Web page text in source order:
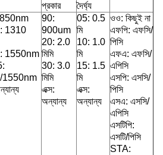
প্রকার
দৈর্ঘ্য
1310
1550nm
1550nm
90:
900um
20: 2.0
মিমি
30: 3.0
মিমি
এক্স:
অন্যান্য
05: 0.5
মি
10: 1.0
মি
15: 1.5
মি
এক্স:
অন্যান্য
ওও: কিছুই না
এফপি: এফসি/
পিসি
এফএ: এফসি/
এপিসি
এসপি: এসসি/
পিসি
এসএ: এসসি/
এপিসি
এসটিপি:
এসটি/পিসি
STA: